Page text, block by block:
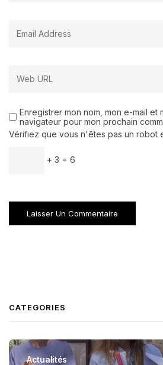
Enregistrer mon nom, mon e-mail et
navigateur pour mon prochain
Vérifiez que vous n'êtes pas un robot
+ 3 = 6
CATEGORIES
Actualités